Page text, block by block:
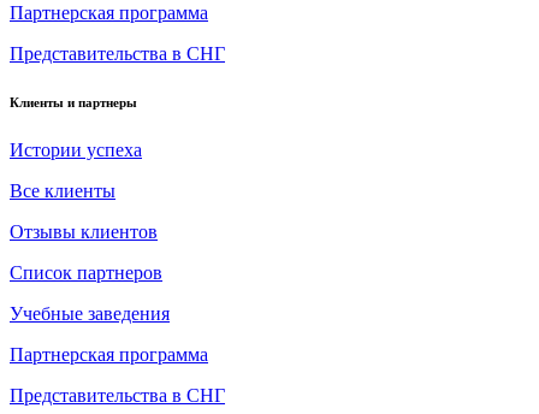
Партнерская программа
Представительства в СНГ
Клиенты и партнеры
Истории успеха
Все клиенты
Отзывы клиентов
Список партнеров
Учебные заведения
Партнерская программа
Представительства в СНГ